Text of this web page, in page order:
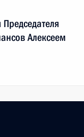
Алексеем